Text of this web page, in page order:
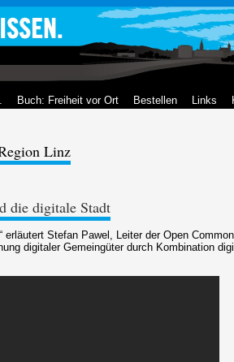
Buch: Freiheit vor Ort Bestellen Links
Linz
die digitale Stadt
erläutert Stefan Pawel, Leiter der Open
digitaler Gemeingüter durch Kombination